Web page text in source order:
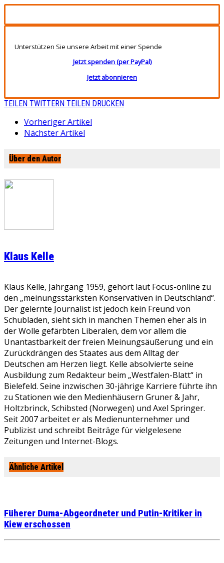
Unterstützen Sie unsere Arbeit mit einer Spende
Jetzt spenden (per PayPal)
Jetzt abonnieren
TEILEN TWITTERN TEILEN DRUCKEN
Vorheriger Artikel
Nächster Artikel
Über den Autor
Klaus Kelle
Klaus Kelle, Jahrgang 1959, gehört laut Focus-online zu
den „meinungsstärksten Konservativen in Deutschland“.
Der gelernte Journalist ist jedoch kein Freund von
Schubladen, sieht sich in manchen Themen eher als in
der Wolle gefärbten Liberalen, dem vor allem die
Unantastbarkeit der freien Meinungsäußerung und ein
Zurückdrängen des Staates aus dem Alltag der
Deutschen am Herzen liegt. Kelle absolvierte seine
Ausbildung zum Redakteur beim „Westfalen-Blatt“ in
Bielefeld. Seine inzwischen 30-jährige Karriere führte ihn
zu Stationen wie den Medienhäusern Gruner & Jahr,
Holtzbrinck, Schibsted (Norwegen) und Axel Springer.
Seit 2007 arbeitet er als Medienunternehmer und
Publizist und schreibt Beiträge für vielgelesene
Zeitungen und Internet-Blogs.
Ähnliche Artikel
Füherer Duma-Abgeordneter und Putin-Kritiker in
Kiew erschossen